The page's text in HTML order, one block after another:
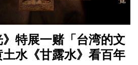
特展一赌「台湾的文
水《甘露水》看百年